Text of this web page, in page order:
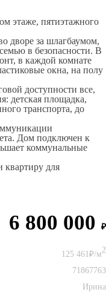
этаже, пятиэтажного
дворе за шлагбаумом,
в безопасности. В
в каждой комнате
окна, на полу
доступности все,
детская площадка,
транспорта, до
Дом подключен к
коммунальные
квартиру для
6 800 000 ₽
125 461₽/м2
71867763
Ирина